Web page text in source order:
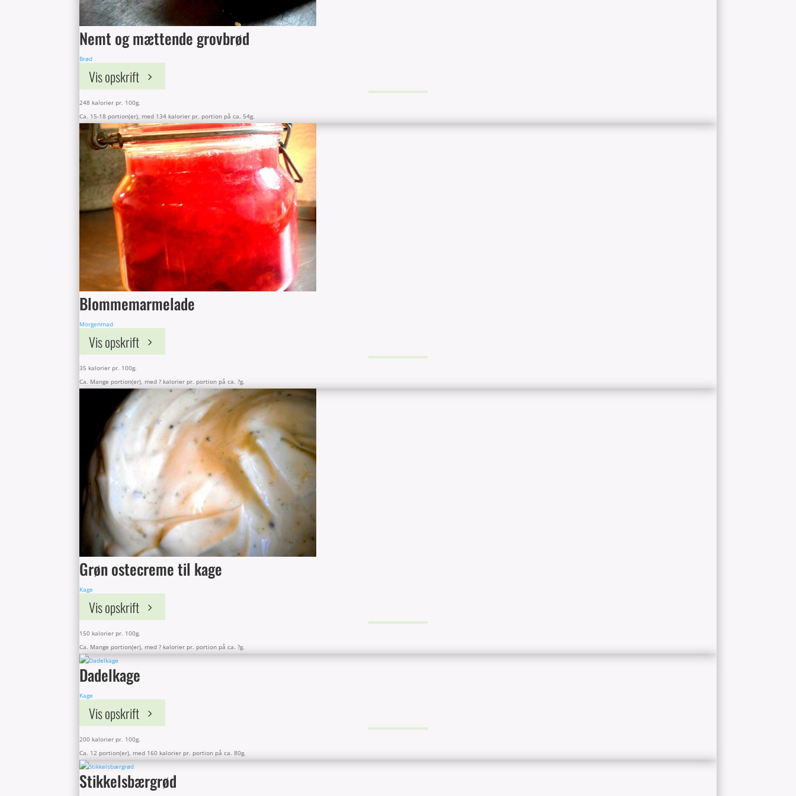
Nemt og mættende grovbrød
Brød
Vis opskrift
248 kalorier pr. 100g.
Ca. 15-18 portion(er), med 134 kalorier pr. portion på ca. 54g.
Blommemarmelade
Morgenmad
Vis opskrift
35 kalorier pr. 100g.
Ca. Mange portion(er), med ? kalorier pr. portion på ca. ?g.
Grøn ostecreme til kage
Kage
Vis opskrift
150 kalorier pr. 100g.
Ca. Mange portion(er), med ? kalorier pr. portion på ca. ?g.
Dadelkage
Kage
Vis opskrift
200 kalorier pr. 100g.
Ca. 12 portion(er), med 160 kalorier pr. portion på ca. 80g.
Stikkelsbærgrød